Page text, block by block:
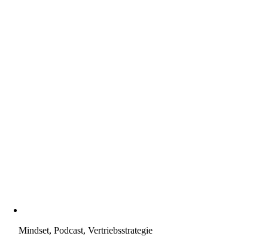
Mindset, Podcast, Vertriebsstrategie